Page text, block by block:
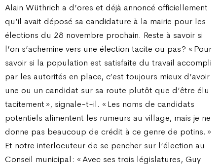
Alain Wüthrich a d’ores et déjà annoncé officiellement
qu’il avait déposé sa candidature à la mairie pour les
élections du 28 novembre prochain. Reste à savoir si
l’on s’achemine vers une élection tacite ou pas ? « Pour
savoir si la population est satisfaite du travail accompli
par les autorités en place, c’est toujours mieux d’avoir
une ou un candidat sur sa route plutôt que d’être élu
tacitement », signale-t-il. « Les noms de candidats
potentiels alimentent les rumeurs au village, mais je ne
donne pas beaucoup de crédit à ce genre de potins. »
Et notre interlocuteur de se pencher sur l’élection au
Conseil municipal : « Avec ses trois législatures, Guy